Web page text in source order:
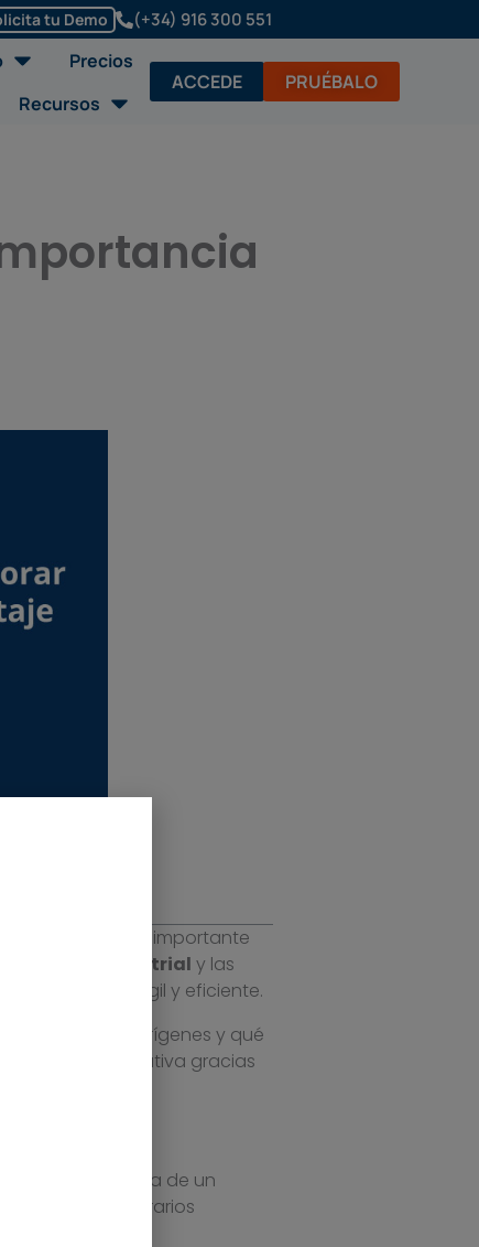
tu Demo (+34) 916 300 551
Abrir Soluciones/Producto
Precios
Recursos Abrir Recursos
ACCEDE PRUÉBALO
un papel muy importante
industrial y las
enfoque más ágil y eficiente.
son sus orígenes y qué
significativa gracias
promotor. Se trata de un
fases con operarios